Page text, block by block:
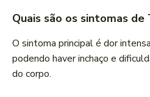
Quais são os sintomas de
O sintoma principal é dor
podendo haver inchaço e
do corpo.